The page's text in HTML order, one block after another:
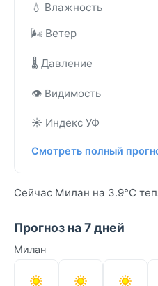
💧 Влажность
🌬️ Ветер
🌡️ Давление
👁️ Видимость
☀️ Индекс УФ
Смотреть полный
Сейчас Милан на 3.9°C
Прогноз на 7 дней
Милан